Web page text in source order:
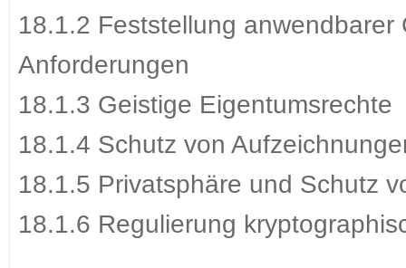
18.1.2 Feststellung
Anforderungen
18.1.3 Geistige Eigentumsrechte
18.1.4 Schutz von
18.1.5 Privatsphäre und Schutz
18.1.6 Regulierung